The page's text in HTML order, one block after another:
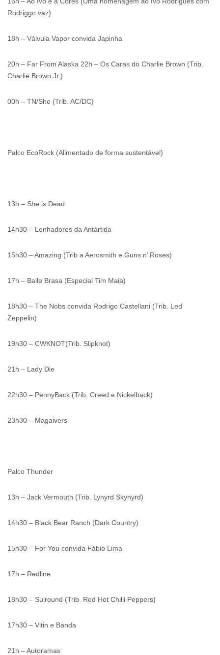
Rodriggo vaz)
18h – Válvula Vapor convida Japinha
20h – Far From Alaska 22h – Os Caras do Charlie Brown (Trib.
Charlie Brown Jr.)
00h – TN/She (Trib. AC/DC)
Palco EcoRock (Alimentado de forma sustentável)
13h – She is Dead
14h30 – Lenhadores da Antártida
15h30 – Amazing (Trib a Aerosmith e Guns n’ Roses)
17h – Baile Brasa (Especial Tim Maia)
18h30 – The Nobs convida Rodrigo Castellani (Trib. Led
Zeppelin)
19h30 – CWKNOT(Trib. Slipknot)
21h – Lady Die
22h30 – PennyBack (Trib. Creed e Nickelback)
23h30 – Magaivers
Palco Thunder
13h – Jack Vermouth (Trib. Lynyrd Skynyrd)
14h30 – Black Bear Ranch (Dark Country)
15h30 – For You convida Fábio Lima
17h – Redline
18h30 – Sulround (Trib. Red Hot Chilli Peppers)
17h30 – Vitin e Banda
21h – Autoramas